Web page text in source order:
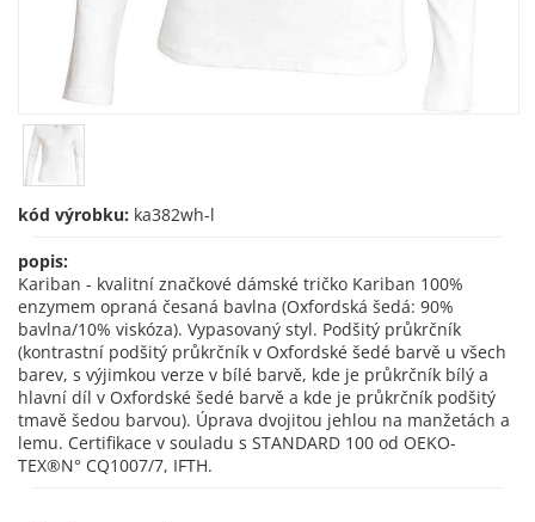
kód výrobku: ka382wh-l
popis:
Kariban - kvalitní značkové dámské tričko Kariban 100%
enzymem opraná česaná bavlna (Oxfordská šedá: 90%
bavlna/10% viskóza). Vypasovaný styl. Podšitý průkrčník
(kontrastní podšitý průkrčník v Oxfordské šedé barvě u všech
barev, s výjimkou verze v bílé barvě, kde je průkrčník bílý a
hlavní díl v Oxfordské šedé barvě a kde je průkrčník podšitý
tmavě šedou barvou). Úprava dvojitou jehlou na manžetách a
lemu. Certifikace v souladu s STANDARD 100 od OEKO-
TEX®N° CQ1007/7, IFTH.